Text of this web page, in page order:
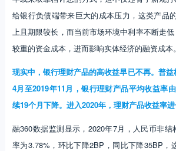
给银行负债端带来巨大的成本压力，这类产品
上且期限较长，而当前市场环境中利率不断走
较重的资金成本，进而影响实体经济的融资成本。
现实中，银行理财产品的高收益早已不再。普
4月至2019年11月，银行理财产品平均收益率
续19个月下降。进入2020年，理财产品收益率进
融360数据监测显示，2020年7月，人民币非
率为3.78%，环比下降2BP，同比下降35BP，